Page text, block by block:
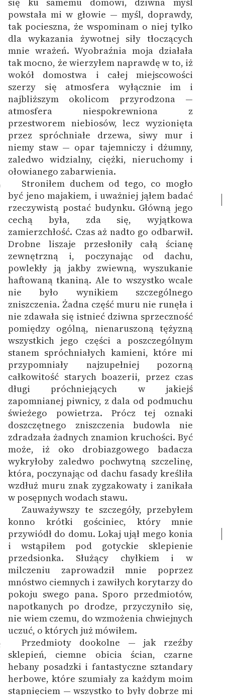
powstała mi w głowie — myśl, doprawdy,
tak pocieszna, że wspominam o niej tylko
dla wykazania żywotnej siły tłoczących
mnie wrażeń. Wyobraźnia moja działała
tak mocno, że wierzyłem naprawdę w to, iż
wokół domostwa i całej miejscowości
szerzy się atmosfera wyłącznie im i
najbliższym okolicom przyrodzona —
atmosfera niespokrewniona z
przestworem niebiosów, lecz wyzionięta
przez spróchniałe drzewa, siwy mur i
niemy staw — opar tajemniczy i dżumny,
zaledwo widzialny, ciężki, nieruchomy i
ołowianego zabarwienia.
Stroniłem duchem od tego, co mogło
być jeno majakiem, i uważniej jąłem badać
rzeczywistą postać budynku. Główną jego
cechą była, zda się, wyjątkowa
zamierzchłość. Czas aż nadto go odbarwił.
Drobne liszaje przesłoniły całą ścianę
zewnętrzną i, poczynając od dachu,
powlekły ją jakby zwiewną, wyszukanie
haftowaną tkaniną. Ale to wszystko wcale
nie było wynikiem szczególnego
zniszczenia. Żadna część muru nie runęła i
nie zdawała się istnieć dziwna sprzeczność
pomiędzy ogólną, nienaruszoną tężyzną
wszystkich jego części a poszczególnym
stanem spróchniałych kamieni, które mi
przypomniały najzupełniej pozorną
całkowitość starych boazerii, przez czas
długi próchniejących w jakiejś
zapomnianej piwnicy, z dala od podmuchu
świeżego powietrza. Prócz tej oznaki
doszczętnego zniszczenia budowla nie
zdradzała żadnych znamion kruchości. Być
może, iż oko drobiazgowego badacza
wykryłoby zaledwo pochwytną szczelinę,
która, poczynając od dachu fasady kreśliła
wzdłuż muru znak zygzakowaty i zanikała
w posępnych wodach stawu.
Zauważywszy te szczegóły, przebyłem
konno krótki gościniec, który mnie
przywiódł do domu. Lokaj ujął mego konia
i wstąpiłem pod gotyckie sklepienie
przedsionka. Służący chyłkiem i w
milczeniu zaprowadził mnie poprzez
mnóstwo ciemnych i zawiłych korytarzy do
pokoju swego pana. Sporo przedmiotów,
napotkanych po drodze, przyczyniło się,
nie wiem czemu, do wzmożenia chwiejnych
uczuć, o których już mówiłem.
Przedmioty dookolne — jak rzeźby
sklepień, ciemne obicia ścian, czarne
hebany posadzki i fantastyczne sztandary
herbowe, które szumiały za każdym moim
stąpnięciem — wszystko to były dobrze mi